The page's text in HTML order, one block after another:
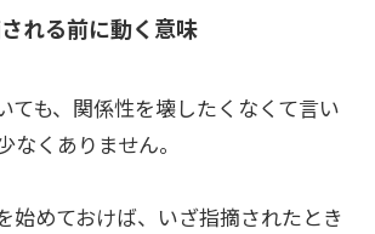
れる前に動く意味
ても、関係性を壊したくなくて言い
なくありません。
始めておけば、いざ指摘されたとき